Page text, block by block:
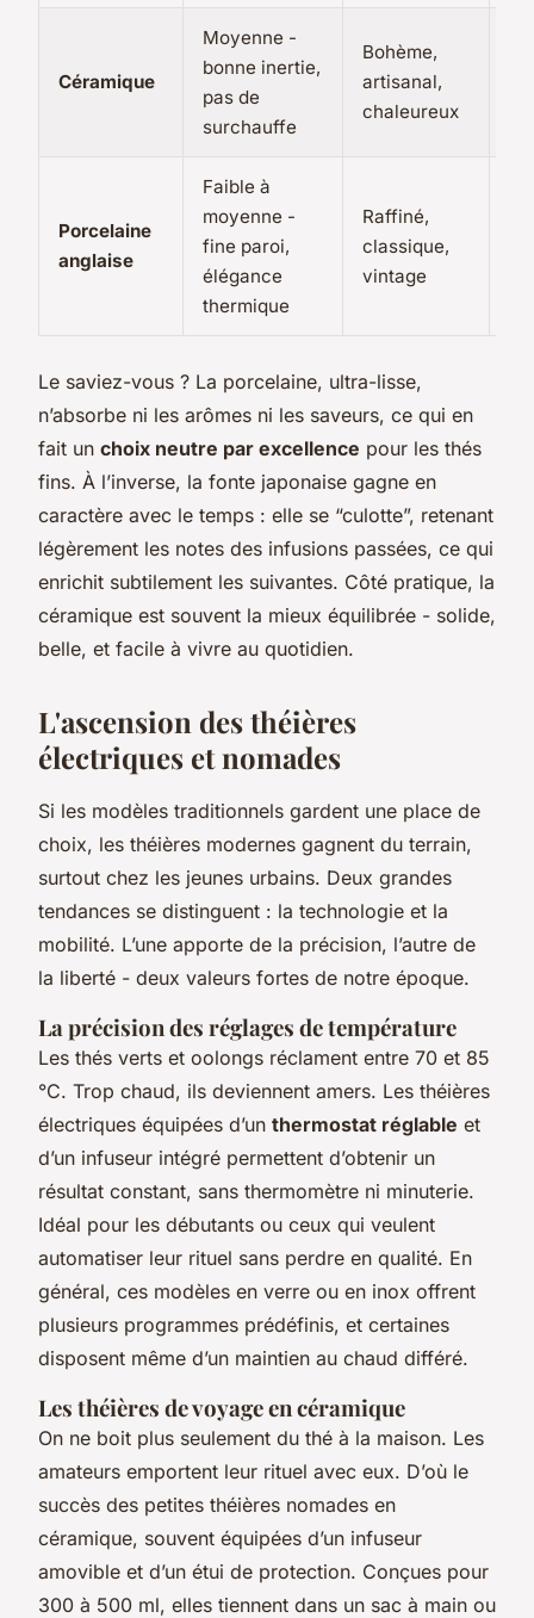
Céramique
Moyenne -
bonne inertie,
pas de
surchauffe
Bohème,
artisanal,
chaleureux
Porcelaine
anglaise
Faible à
moyenne -
fine paroi,
élégance
thermique
Raffiné,
classique,
vintage
Le saviez-vous ? La porcelaine, ultra-lisse,
n’absorbe ni les arômes ni les saveurs, ce qui en
fait un choix neutre par excellence pour les thés
fins. À l’inverse, la fonte japonaise gagne en
caractère avec le temps : elle se “culotte”, retenant
légèrement les notes des infusions passées, ce qui
enrichit subtilement les suivantes. Côté pratique, la
céramique est souvent la mieux équilibrée - solide,
belle, et facile à vivre au quotidien.
L'ascension des théières
électriques et nomades
Si les modèles traditionnels gardent une place de
choix, les théières modernes gagnent du terrain,
surtout chez les jeunes urbains. Deux grandes
tendances se distinguent : la technologie et la
mobilité. L’une apporte de la précision, l’autre de
la liberté - deux valeurs fortes de notre époque.
La précision des réglages de température
Les thés verts et oolongs réclament entre 70 et 85
°C. Trop chaud, ils deviennent amers. Les théières
électriques équipées d’un thermostat réglable et
d’un infuseur intégré permettent d’obtenir un
résultat constant, sans thermomètre ni minuterie.
Idéal pour les débutants ou ceux qui veulent
automatiser leur rituel sans perdre en qualité. En
général, ces modèles en verre ou en inox offrent
plusieurs programmes prédéfinis, et certaines
disposent même d’un maintien au chaud différé.
Les théières de voyage en céramique
On ne boit plus seulement du thé à la maison. Les
amateurs emportent leur rituel avec eux. D’où le
succès des petites théières nomades en
céramique, souvent équipées d’un infuseur
amovible et d’un étui de protection. Conçues pour
300 à 500 ml, elles tiennent dans un sac à main ou